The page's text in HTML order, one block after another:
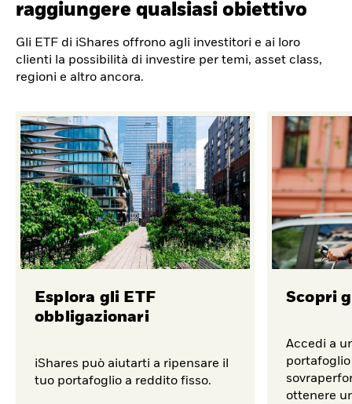
raggiungere qualsiasi obiettivo
Gli ETF di iShares offrono agli investitori e ai loro
clienti la possibilità di investire per temi, asset class,
regioni e altro ancora.
Esplora gli ETF
obbligazionari
iShares può aiutarti a ripensare il
tuo portafoglio a reddito fisso.
Scopri
Accedi a
ottenere